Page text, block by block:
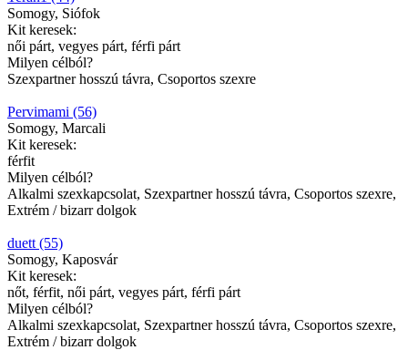
Somogy, Siófok
Kit keresek:
női párt, vegyes párt, férfi párt
Milyen célból?
Szexpartner hosszú távra, Csoportos szexre
Pervimami (56)
Somogy, Marcali
Kit keresek:
férfit
Milyen célból?
Alkalmi szexkapcsolat, Szexpartner hosszú távra, Csoportos szexre,
Extrém / bizarr dolgok
duett (55)
Somogy, Kaposvár
Kit keresek:
nőt, férfit, női párt, vegyes párt, férfi párt
Milyen célból?
Alkalmi szexkapcsolat, Szexpartner hosszú távra, Csoportos szexre,
Extrém / bizarr dolgok